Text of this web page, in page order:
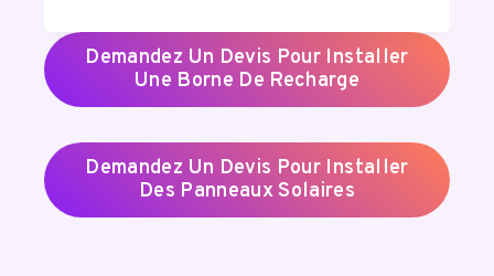
Demandez Un Devis Pour Installer
Une Borne De Recharge
Demandez Un Devis Pour Installer
Des Panneaux Solaires